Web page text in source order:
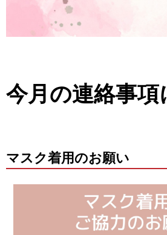
今月の連絡事項
マスク着用のお願い